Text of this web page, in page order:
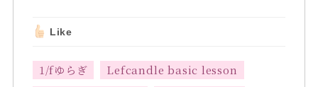
Like
1/fゆらぎ
Lefcandle basic lesson